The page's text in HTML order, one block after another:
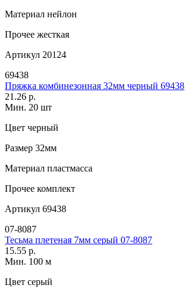
Материал нейлон
Прочее жесткая
Артикул 20124
69438
Пряжка комбинезонная 32мм черный 69438
21.26 р.
Мин. 20 шт
Цвет черный
Размер 32мм
Материал пластмасса
Прочее комплект
Артикул 69438
07-8087
Тесьма плетеная 7мм серый 07-8087
15.55 р.
Мин. 100 м
Цвет серый